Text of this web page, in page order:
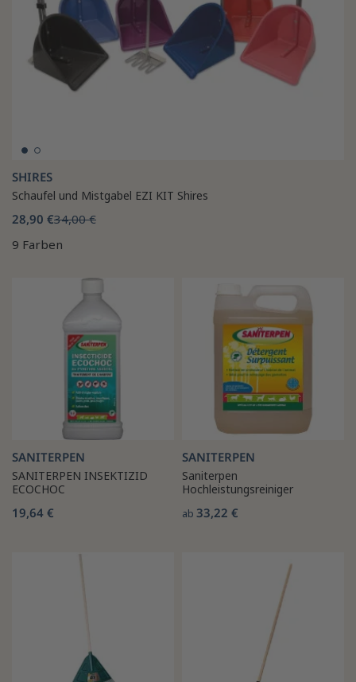
SHIRES
Schaufel und Mistgabel EZI KIT Shires
28,90 €34,00 €
9 Farben
SANITERPEN
SANITERPEN INSEKTIZID
ECOCHOC
19,64 €
SANITERPEN
Saniterpen
Hochleistungsreiniger
ab 33,22 €